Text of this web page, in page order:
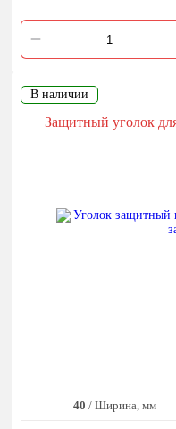
В наличии
Защитный уголок
40 / Ширина, мм